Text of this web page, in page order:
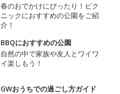
春のおでかけにぴったり！ピク
ニックにおすすめの公園をご紹
介！
BBQにおすすめの公園
自然の中で家族や友人とワイワ
イ楽しもう！
GWおうちでの過ごし方ガイド